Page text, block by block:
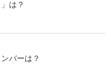
は？
バーは？